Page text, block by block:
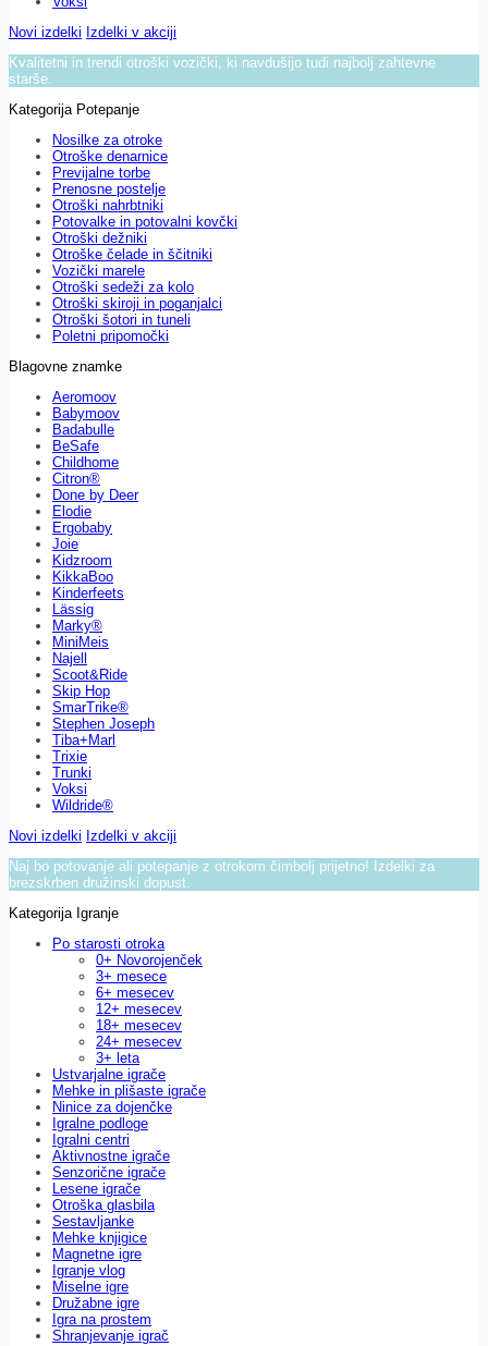
Novi izdelki Izdelki v akciji
Kvalitetni in trendi otroški vozički, ki navdušijo tudi najbolj zahtevne
starše.
Kategorija Potepanje
Nosilke za otroke
Otroške denarnice
Previjalne torbe
Prenosne postelje
Otroški nahrbtniki
Potovalke in potovalni kovčki
Otroški dežniki
Otroške čelade in ščitniki
Vozički marele
Otroški sedeži za kolo
Otroški skiroji in poganjalci
Otroški šotori in tuneli
Poletni pripomočki
Blagovne znamke
Aeromoov
Babymoov
Badabulle
BeSafe
Childhome
Citron®
Done by Deer
Elodie
Ergobaby
Joie
Kidzroom
KikkaBoo
Kinderfeets
Lässig
Marky®
MiniMeis
Najell
Scoot&Ride
Skip Hop
SmarTrike®
Stephen Joseph
Tiba+Marl
Trixie
Trunki
Voksi
Wildride®
Novi izdelki Izdelki v akciji
Naj bo potovanje ali potepanje z otrokom čimbolj prijetno! Izdelki za
brezskrben družinski dopust.
Kategorija Igranje
Po starosti otroka
0+ Novorojenček
3+ mesece
6+ mesecev
12+ mesecev
18+ mesecev
24+ mesecev
3+ leta
Ustvarjalne igrače
Mehke in plišaste igrače
Ninice za dojenčke
Igralne podloge
Igralni centri
Aktivnostne igrače
Senzorične igrače
Lesene igrače
Otroška glasbila
Sestavljanke
Mehke knjigice
Magnetne igre
Igranje vlog
Miselne igre
Družabne igre
Igra na prostem
Shranjevanje igrač